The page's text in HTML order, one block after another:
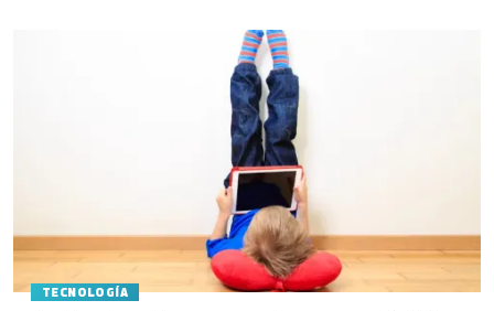
TECNOLOGÍA